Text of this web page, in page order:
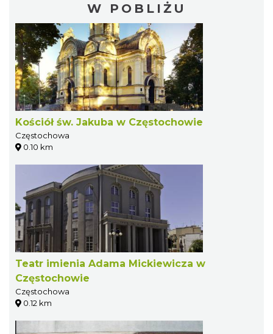
W POBLIŻU
Kościół św. Jakuba w Częstochowie
Częstochowa
0.10 km
Teatr imienia Adama Mickiewicza w
Częstochowie
Częstochowa
0.12 km